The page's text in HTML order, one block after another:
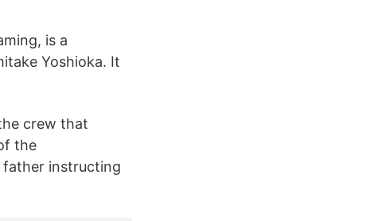
is a
Yoshioka. It
crew that
the
father instructing